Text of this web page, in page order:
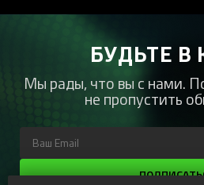
БУДЬТЕ В
Мы рады, что вы с нами.
не пропустить